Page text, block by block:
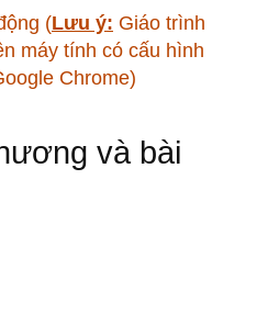
(Lưu ý: Giáo trình
máy tính có cấu hình
Chrome)
và bài